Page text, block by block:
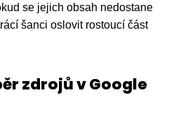
se jejich obsah nedostane
šanci oslovit rostoucí část
zdrojů v Google